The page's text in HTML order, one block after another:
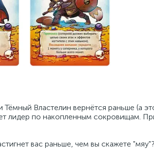
Властелин вернётся раньше (а
лидер по накопленным сокровищам.
вас раньше, чем вы скажете "мяу"?